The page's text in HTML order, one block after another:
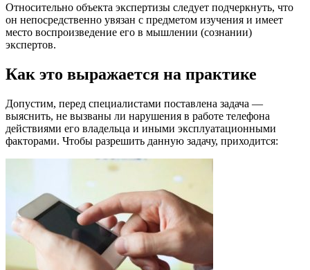
Относительно объекта экспертизы следует подчеркнуть, что
он непосредственно увязан с предметом изучения и имеет
место воспроизведение его в мышлении (сознании)
экспертов.
Как это выражается на практике
Допустим, перед специалистами поставлена задача —
выяснить, не вызваны ли нарушения в работе телефона
действиями его владельца и иными эксплуатационными
факторами. Чтобы разрешить данную задачу, приходится: